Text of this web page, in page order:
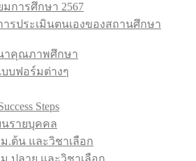
มการศึกษา 2567
ารประเมินตนเองของสถานศึกษา
าคุณภาพศึกษา
บบฟอร์มต่างๆ
Steps
นรายบุคคล
.ต้น และวิชาเลือก
.ปลาย และวิชาเลือก